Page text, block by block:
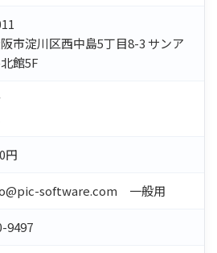
市淀川区西中島5丁目8-3 サンア
館5F
円
software.com 一般用
9497